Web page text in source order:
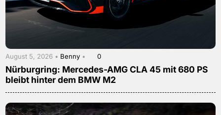
August 5, 2026 • Benny • 0
Nürburgring: Mercedes-AMG CLA 45 mit 680 PS
bleibt hinter dem BMW M2